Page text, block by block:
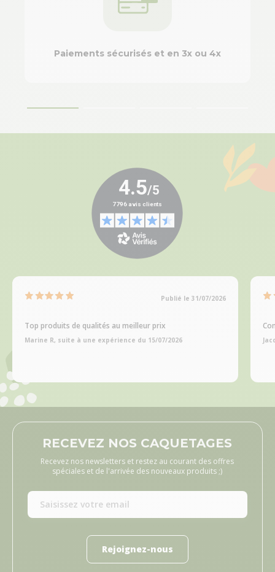
Paiements sécurisés et en 3x ou 4x
Publié le 31/07/2026
Top produits de qualités au meilleur prix
Marine R, suite à une expérience du 15/07/2026
RECEVEZ NOS CAQUETAGES
Recevez nos newsletters et restez au courant des offres
spéciales et de l'arrivée des nouveaux produits ;)
Rejoignez-nous